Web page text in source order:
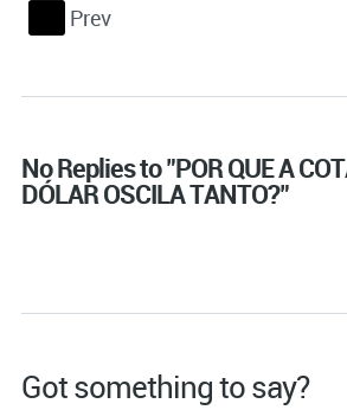
Prev
No Replies to "POR QUE A
DÓLAR OSCILA TANTO?"
Got something to say?